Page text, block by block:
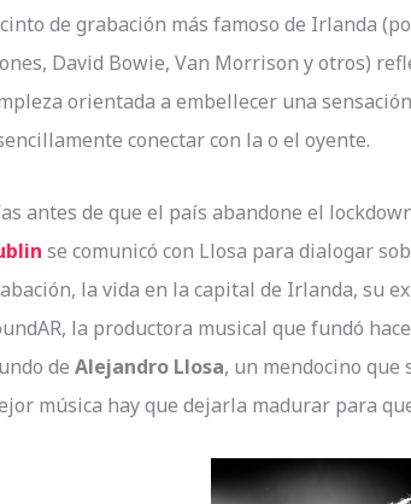
de grabación más famoso de Irlanda
David Bowie, Van Morrison y otros)
orientada a embellecer una
conectar con la o el oyente.
antes de que el país abandone el
se comunicó con Llosa para dialogar
la vida en la capital de Irlanda, su
la productora musical que fundó
de Alejandro Llosa, un mendocino que
música hay que dejarla madurar para